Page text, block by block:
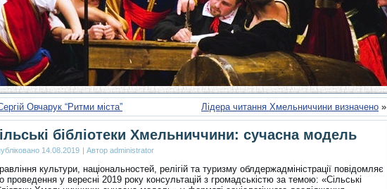
Овчарук “Ритми міста” Лідера читання Хмельниччини визначено »
бібліотеки Хмельниччини: сучасна модель
14.08.2019 | Автор administrator
культури, національностей, релігій та туризму облдержадміністрації повідомляє
проведення у вересні 2019 року консультацій з громадськістю за темою: «Сільські